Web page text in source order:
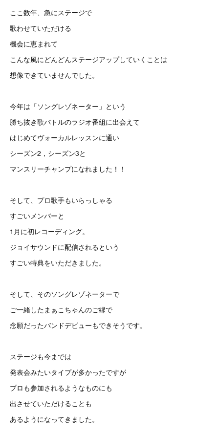
ここ数年、急にステージで
歌わせていただける
機会に恵まれて
こんな風にどんどんステージアップしていくことは
想像できていませんでした。
今年は「ソングレゾネーター」という
勝ち抜き歌バトルのラジオ番組に出会えて
はじめてヴォーカルレッスンに通い
シーズン2，シーズン3と
マンスリーチャンプになれました！！
そして、プロ歌手もいらっしゃる
すごいメンバーと
1月に初レコーディング。
ジョイサウンドに配信されるという
すごい特典をいただきました。
そして、そのソングレゾネーターで
ご一緒したまぁこちゃんのご縁で
念願だったバンドデビューもできそうです。
ステージも今までは
発表会みたいタイプが多かったですが
プロも参加されるようなものにも
出させていただけることも
あるようになってきました。